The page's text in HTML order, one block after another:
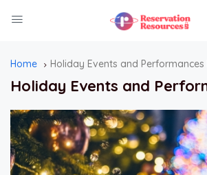
Home Holiday Events and Performances
Holiday Events and